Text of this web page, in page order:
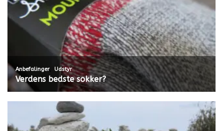
Anbefalinger, Udstyr
Verdens bedste sokker?